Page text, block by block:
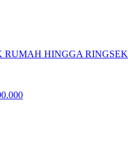
HINGGA RINGSEK